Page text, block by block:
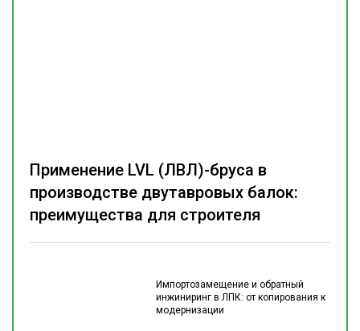
Импортозамещение и обратный
инжиниринг в ЛПК: от копирования к
модернизации
Применение LVL (ЛВЛ)-бруса в
производстве двутавровых балок:
преимущества для строителя